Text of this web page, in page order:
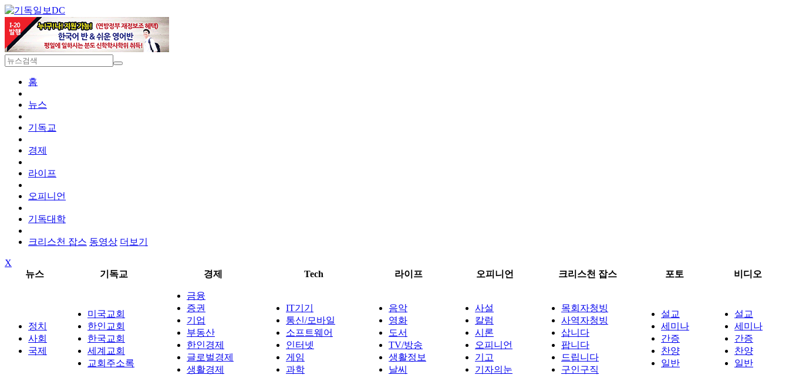
DC
홈
뉴스
기독교
경제
라이프
오피니언
기독대학
크리스천 잡스 동영상 더보기
X
뉴스
기독교 경제 Tech 라이프 오피니언 크리스천 잡스 포토 비디오
정치
사회
국제
미국교회
한인교회
한국교회
세계교회
교회주소록
금융
증권
기업
부동산
한인경제
글로벌경제
생활경제
IT기기
통신/모바일
소프트웨어
인터넷
게임
과학
음악
영화
도서
TV/방송
생활정보
날씨
사설
칼럼
시론
오피니언
기고
기자의눈
목회자청빙
사역자청빙
삽니다
팝니다
드립니다
구인구직
설교
세미나
간증
찬양
일반
설교
세미나
간증
찬양
일반